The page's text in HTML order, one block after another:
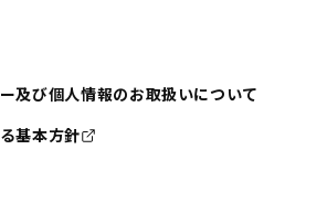
及び個人情報のお取扱いについて
基本方針